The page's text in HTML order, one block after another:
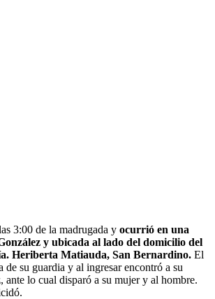
3:00 de la madrugada y ocurrió en una
y ubicada al lado del domicilio del
Heriberta Matiauda, San Bernardino. El
de su guardia y al ingresar encontró a su
ante lo cual disparó a su mujer y al hombre.